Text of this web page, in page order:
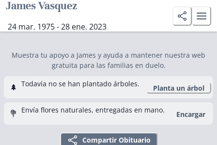
James Vasquez
24 mar. 1975 - 28 ene. 2023
Muestra tu apoyo a James y ayuda a mantener nuestra web
gratuita para las familias en duelo.
🌲 Todavía no se han plantado árboles. Planta un árbol
💐 Envía flores naturales, entregadas en mano. Encargar
Compartir Obituario